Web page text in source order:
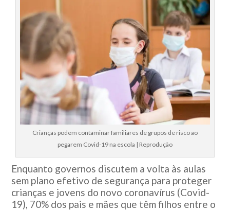
Crianças podem contaminar familiares de grupos de risco ao
pegarem Covid-19 na escola | Reprodução
Enquanto governos discutem a volta às aulas
sem plano efetivo de segurança para proteger
crianças e jovens do novo coronavírus (Covid-
19), 70% dos pais e mães que têm filhos entre o